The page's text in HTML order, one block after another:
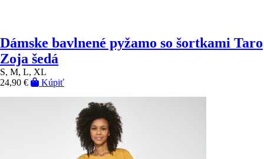
Dámske bavlnené pyžamo so šortkami Taro
Zoja šedá
S, M, L, XL
24,90 €
Kúpiť